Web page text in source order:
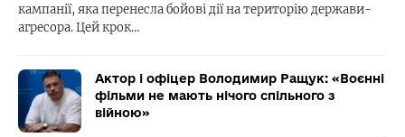
кампанії, яка перенесла бойові дії на територію держави-
агресора. Цей крок…
Актор і офіцер Володимир Ращук: «Воєнні
фільми не мають нічого спільного з
війною»